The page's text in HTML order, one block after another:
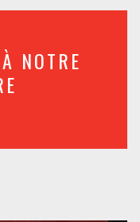
NOTRE